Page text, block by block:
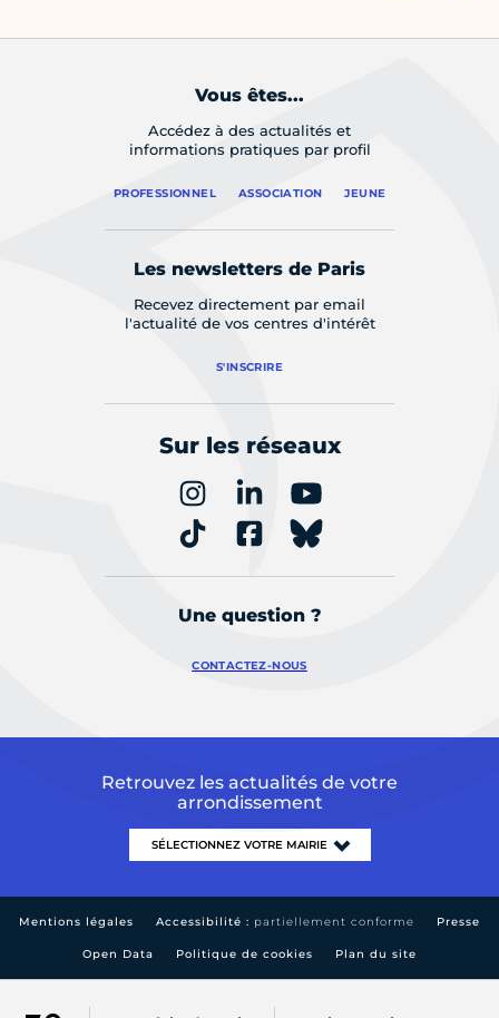
Vous êtes...
Accédez à des actualités et
informations pratiques par profil
PROFESSIONNEL ASSOCIATION JEUNE
Les newsletters de Paris
Recevez directement par email
l'actualité de vos centres d'intérêt
S'INSCRIRE
Sur les réseaux
Une question ?
CONTACTEZ-NOUS
Retrouvez les actualités de votre
arrondissement
Mentions légales Accessibilité : partiellement conforme Presse
Open Data Politique de cookies Plan du site